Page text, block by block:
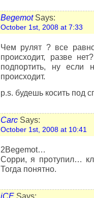
BegemotSays:
October 1st, 2008 at 7:33
Чем рулят ? все
происходит, разве
подпортить, ну если
происходит.
p.s. будешь косить под
Carc Says:
October 1st, 2008 at 10:41
2Begemot…
Сорри, я протупил…
Тогда понятно.
iCE Says: